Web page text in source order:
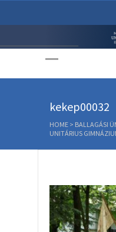
kekep00032
HOME > BALLAGÁSI
UNITÁRIUS